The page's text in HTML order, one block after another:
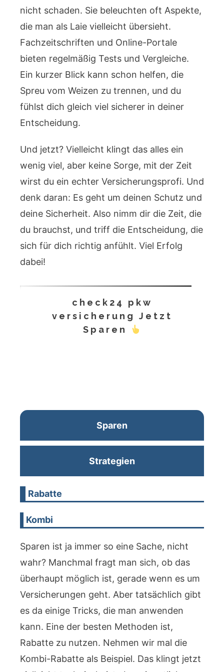
nicht schaden. Sie beleuchten oft Aspekte,
die man als Laie vielleicht übersieht.
Fachzeitschriften und Online-Portale
bieten regelmäßig Tests und Vergleiche.
Ein kurzer Blick kann schon helfen, die
Spreu vom Weizen zu trennen, und du
fühlst dich gleich viel sicherer in deiner
Entscheidung.
Und jetzt? Vielleicht klingt das alles ein
wenig viel, aber keine Sorge, mit der Zeit
wirst du ein echter Versicherungsprofi. Und
denk daran: Es geht um deinen Schutz und
deine Sicherheit. Also nimm dir die Zeit, die
du brauchst, und triff die Entscheidung, die
sich für dich richtig anfühlt. Viel Erfolg
dabei!
check24 pkw
versicherung Jetzt
Sparen
Sparen
Strategien
Rabatte
Kombi
Sparen ist ja immer so eine Sache, nicht
wahr? Manchmal fragt man sich, ob das
überhaupt möglich ist, gerade wenn es um
Versicherungen geht. Aber tatsächlich gibt
es da einige Tricks, die man anwenden
kann. Eine der besten Methoden ist,
Rabatte zu nutzen. Nehmen wir mal die
Kombi-Rabatte als Beispiel. Das klingt jetzt